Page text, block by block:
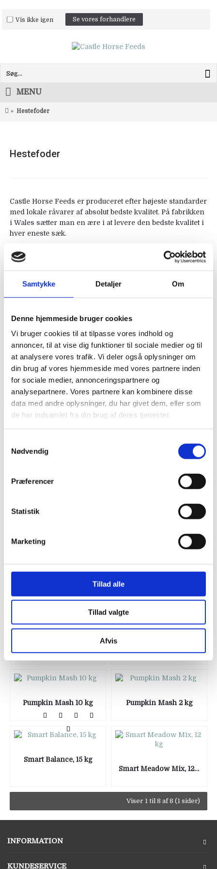
Samtykke Detaljer Om
Denne hjemmeside bruger cookies
Vi bruger cookies til at tilpasse vores indhold og
annoncer, til at vise dig funktioner til sociale medier og til
at analysere vores trafik. Vi deler også oplysninger om
din brug af vores hjemmeside med vores partnere inden
for sociale medier, annonceringspartnere og
analysepartnere. Vores partnere kan kombinere disse
data med andre oplysninger, du har givet dem, eller som
de har indsamlet fra din brug af deres tjenester.
Nødvendig
Præferencer
Statistik
Marketing
Tillad alle
Tillad valgte
Afvis
Vis ikke igen Se vores forhandlere
MENU
Hestefoder
Hestefoder
Castle Horse Feeds er produceret efter højeste standarder
med lokale råvarer af absolut bedste kvalitet. På fabrikken
i Wales sætter man en ære i at levere den bedste kvalitet i
hver eneste sæk.
Castle Horse Feeds lever både op til UFAS
Universal
og hesteejere mod ulovlige stoffer i foderet sikrer det
også at din favoritblanding er den samme hver gang.
En del af blandingerne er udviklet til skandinaviske
forhold og dermed sikrer vi danske hesteejere et foder,
der tager "det danske hestehold" med i regnestykket, når
vi prøver at opnå den optimale sammensætning. Disse
varianter er mærket med Dannebrog på sækken.
heste
Præstation
Specialprodukter
MK Fibre Pellets, 15 kg
Pumpkin Mash 10 kg Pumpkin Mash 2 kg
Smart Balance, 15 kg
Smart Meadow Mix, 12 kg
Viser 1 til 8 af 8 (1 sider)
INFORMATION
KUNDESERVICE